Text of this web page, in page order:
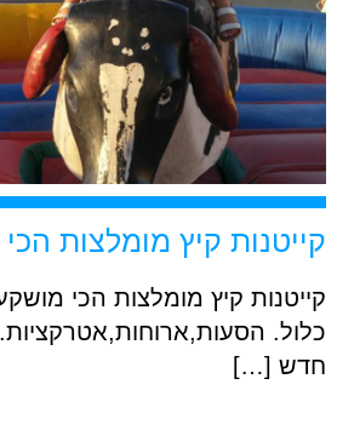
קייטנות קיץ מומלצות
קייטנות קיץ מומלצות הכי
כלול.
חדש […]